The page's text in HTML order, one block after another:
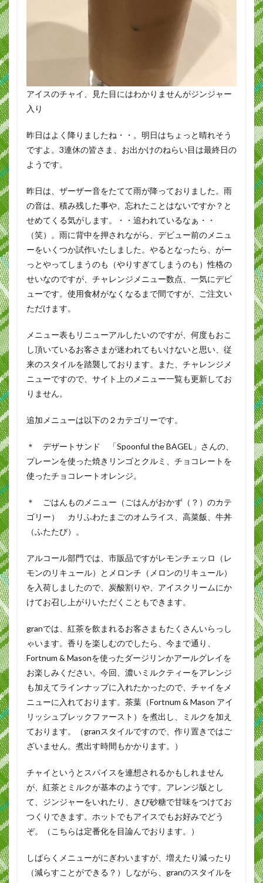
アイスのチャイ、見た目にはわかりませんがジンジャー
入り
昨日はよく降りましたね・・。明日はちょっと晴れそう
ですよ。3連休の皆さま、お出かけのねらい目は最終日の
ようです。
昨日は、ザーザー音をたてて雨が降っておりました。雨
の音は、積み残した事や、忘れたことはないですか？と
せめてくる気がします。・・追われているなぁ・・
（笑）。雨に背中を押されながら、デビュー前のメニュ
ーをいくつか試作いたしました。やるとなったら、がー
っとやってしまうのも（やりすぎてしまうのも）性格の
せいなのですが、チャレンジメニュー数点、一気にデビ
ューです。使用食材がなくなるまで間ですが、ご注文い
ただけます。
メニュー表もリニューアルしたいのですが、何度もおこ
し頂いているお客さまが迷われてもいけないと思い、従
来のスタイルを踏襲しております。また、チャレンジメ
ニューですので、サイト上のメニュー一覧も更新してお
りません。
追加メニューは以下の２カテゴリーです。
＊ デザートサンド 「Spoonful the BAGEL」さんの、
プレーンを使った焼きリンゴとクルミ、チョコレートを
使ったチョコレートオレンジ。
＊ ごはんものメニュー（ごはんがおかず（？）のカテ
ゴリー） カリふわたまごのオムライス、高菜飯、牛丼
（ふたたび）。
アルコール部門では、市販品ですがレモンチェッロ（レ
モンのリキュール）とメロンチ（メロンのリキュール）
を入荷しましたので、炭酸割りや、アイスクリームにか
けてお召し上がりいただくこともできます。
granでは、紅茶を飲まれるお客さまもたくさんいらっし
ゃいます。香りを楽しむのでしたら、今まで通り、
Fortnum & Masonを使ったダージリンかアールグレイを
お楽しみください。今回、濃いミルクティーをアレンジ
も加えてラインナップに入れたかったので、チャイをメ
ニューに入れております。茶葉（Fortnum & Mason アイ
リッシュブレックファースト）を煮出し、ミルクを加え
ております。（granスタイルですので、作り置きではご
ざいません。煮出す時間もかかります。）
チャイというとスパイスを連想されるかもしれません
が、紅茶とミルクが基本のようです。アレンジ版とし
て、ジンジャーをいれたり、きび砂糖で甘味をつけてお
つくりできます。ホットでもアイスでもお好みでどう
ぞ。（こちらは定番化を目論んでおります。）
しばらくメニューがにぎわいますが、増えたり減ったり
（減らすことができる？）しながら、granのスタイルを